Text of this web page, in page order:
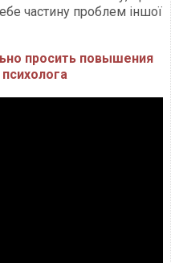
частину проблем іншої
просить повышения